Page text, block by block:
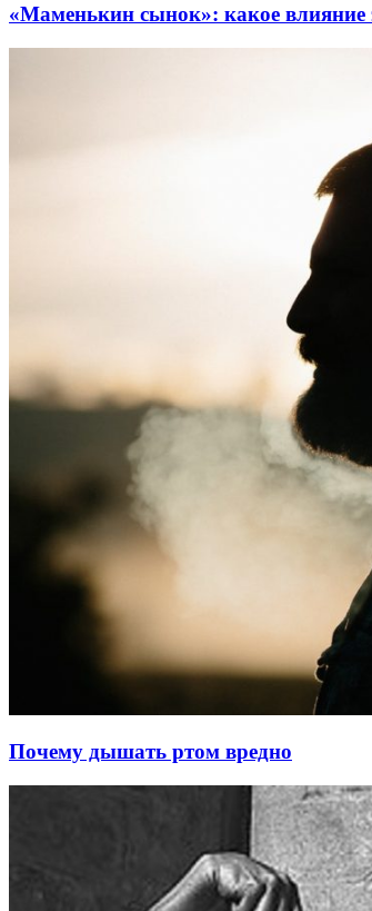
«Маменькин сынок»: какое
Почему дышать ртом вредно